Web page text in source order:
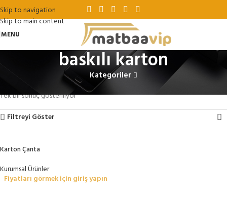
Skip to navigation
Skip to main content
MENU
baskılı karton
Kategoriler
Ürünler “baskılı karton” olarak etiketlendi
Tek bir sonuç gösteriliyor
Filtreyi Göster
Karton Çanta
Kurumsal Ürünler
Fiyatları görmek için giriş yapın